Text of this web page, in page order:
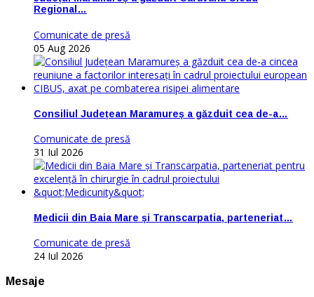
Regional…
Comunicate de presă
05 Aug 2026
Consiliul Județean Maramureș a găzduit cea de-a…
Comunicate de presă
31 Iul 2026
Medicii din Baia Mare și Transcarpatia, parteneriat…
Comunicate de presă
24 Iul 2026
Mesaje